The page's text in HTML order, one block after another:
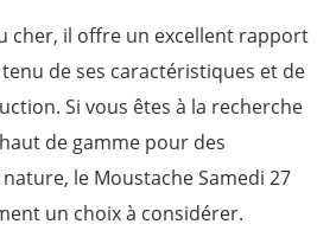
cher, il offre un excellent rapport
de ses caractéristiques et de
Si vous êtes à la recherche
de gamme pour des
le Moustache Samedi 27
un choix à considérer.